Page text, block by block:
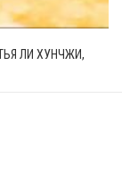
ЛИ ХУНЧЖИ,